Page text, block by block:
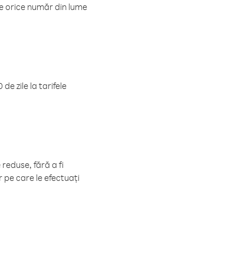
orice număr din lume
zile la tarifele
fără a fi
pe care le efectuați